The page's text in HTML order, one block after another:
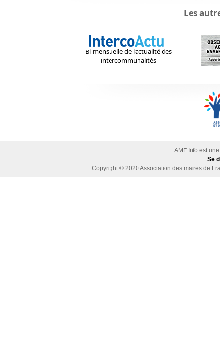
Les
Bi-mensuelle de l’actualité des
intercommunalités
AMF Info est
Se
Copyright © 2020Association des maires de